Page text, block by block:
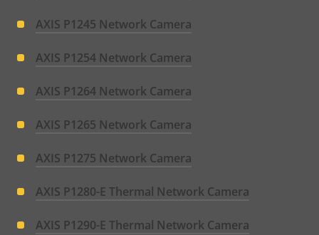
AXIS P1245 Network Camera
AXIS P1254 Network Camera
AXIS P1264 Network Camera
AXIS P1265 Network Camera
AXIS P1275 Network Camera
AXIS P1280-E Thermal Network Camera
AXIS P1290-E Thermal Network Camera